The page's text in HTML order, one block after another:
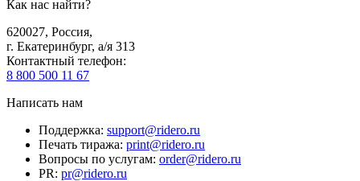
Как нас найти?
620027, Россия,
г. Екатеринбург, а/я 313
Контактный телефон:
8 800 500 11 67
Написать нам
Поддержка: support@ridero.ru
Печать тиража: print@ridero.ru
Вопросы по услугам: order@ridero.ru
PR: pr@ridero.ru